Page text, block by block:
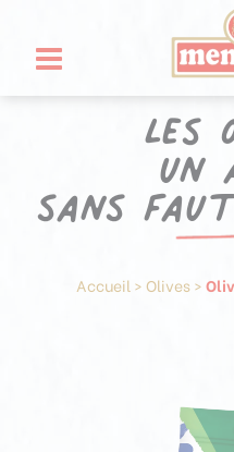
contenu
Les
un
sans
Accueil > Olives>
Panneau de gestion des